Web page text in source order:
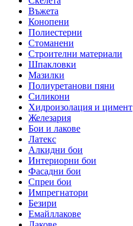
Въжета
Конопени
Полиестерни
Стоманени
Строителни материали
Шпакловки
Мазилки
Полиуретанови пяни
Силикони
Хидроизолация и цимент
Железария
Бои и лакове
Латекс
Алкидни бои
Интериорни бои
Фасадни бои
Спреи бои
Импрегнатори
Безири
Емайллакове